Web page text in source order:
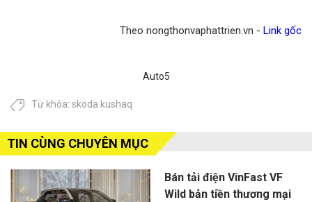
Theo nongthonvaphattrien.vn - Link gốc
Auto5
Từ khóa: skoda kushaq
TIN CÙNG CHUYÊN MỤC
Bán tải điện VinFast VF
Wild bản tiền thương mại